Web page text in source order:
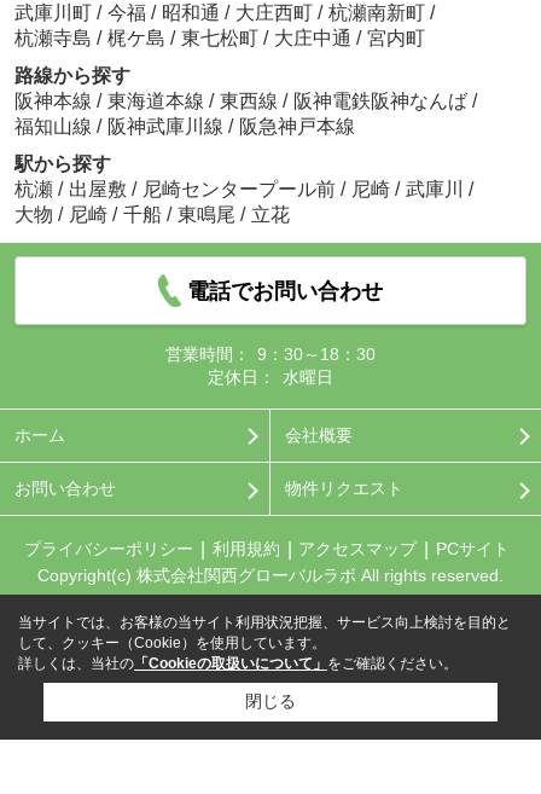
武庫川町 / 今福 / 昭和通 / 大庄西町 / 杭瀬南新町 /
杭瀬寺島 / 梶ケ島 / 東七松町 / 大庄中通 / 宮内町
路線から探す
阪神本線 / 東海道本線 / 東西線 / 阪神電鉄阪神なんば /
福知山線 / 阪神武庫川線 / 阪急神戸本線
駅から探す
杭瀬 / 出屋敷 / 尼崎センタープール前 / 尼崎 / 武庫川 /
大物 / 尼崎 / 千船 / 東鳴尾 / 立花
電話でお問い合わせ
営業時間：
9：30～18：30
定休日：
水曜日
ホーム 会社概要
お問い合わせ 物件リクエスト
プライバシーポリシー 利用規約 アクセスマップ
PCサイト
Copyright(c) 株式会社関西グローバルラボ All rights reserved.
当サイトでは、お客様の当サイト利用状況把握、サービス向上検討を目的と
して、クッキー（Cookie）を使用しています。
詳しくは、当社の 「Cookieの取扱いについて」 をご確認ください。
閉じる